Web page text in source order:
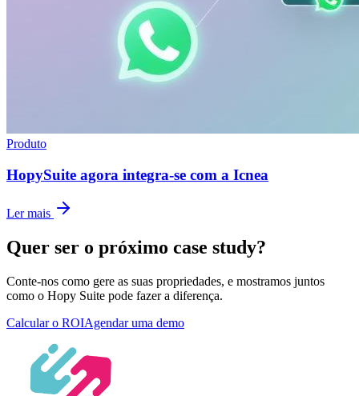
Produto
HopySuite agora integra-se com a Icnea
Ler mais
Quer ser o próximo case study?
Conte-nos como gere as suas propriedades, e mostramos juntos
como o Hopy Suite pode fazer a diferença.
Calcular o ROIAgendar uma demo